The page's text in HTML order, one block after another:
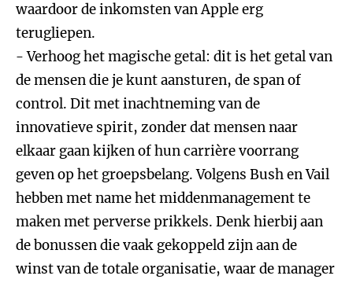
waardoor de inkomsten van Apple erg
terugliepen.
- Verhoog het magische getal: dit is het getal van
de mensen die je kunt aansturen, de span of
control. Dit met inachtneming van de
innovatieve spirit, zonder dat mensen naar
elkaar gaan kijken of hun carrière voorrang
geven op het groepsbelang. Volgens Bush en Vail
hebben met name het middenmanagement te
maken met perverse prikkels. Denk hierbij aan
de bonussen die vaak gekoppeld zijn aan de
winst van de totale organisatie, waar de manager